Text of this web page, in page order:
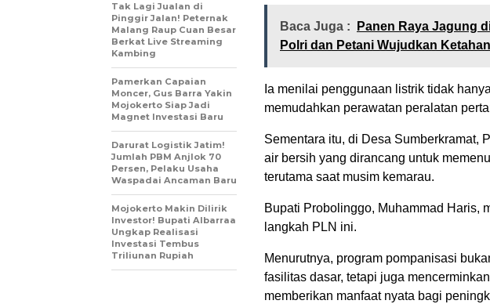
Baca Juga :
Panen Raya Jagung
Polri dan Petani Wujudkan
Ia menilai penggunaan listrik tidak
memudahkan perawatan peralatan
Sementara itu, di Desa Sumberkramat,
air bersih yang dirancang untuk
terutama saat musim kemarau.
Bupati Probolinggo, Muhammad Haris,
langkah PLN ini.
Menurutnya, program pompanisasi
fasilitas dasar, tetapi juga
memberikan manfaat nyata bagi
Tak Lagi Jualan di
Pinggir Jalan! Peternak
Malang Raup Cuan Besar
Berkat Live Streaming
Kambing
Pamerkan Capaian
Moncer, Gus Barra Yakin
Mojokerto Siap Jadi
Magnet Investasi Baru
Darurat Logistik Jatim!
Jumlah PBM Anjlok 70
Persen, Pelaku Usaha
Waspadai Ancaman Baru
Mojokerto Makin Dilirik
Investor! Bupati Albarraa
Ungkap Realisasi
Investasi Tembus
Triliunan Rupiah